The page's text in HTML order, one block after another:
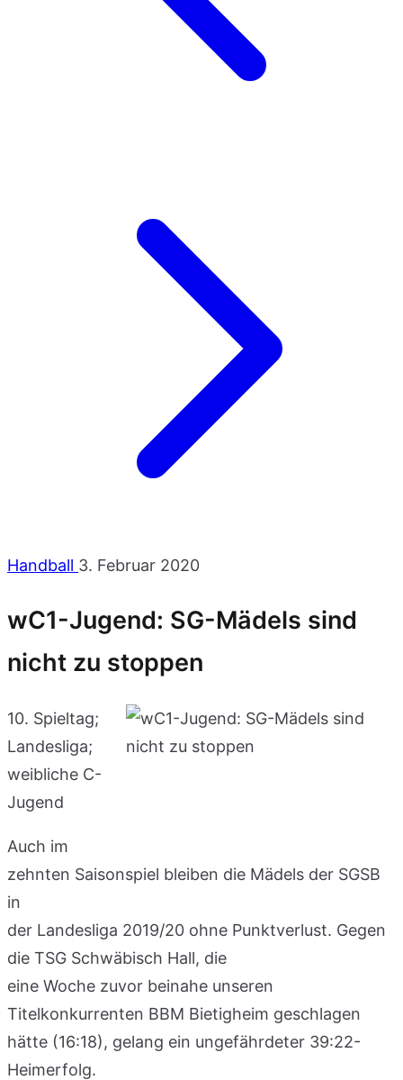
Handball 3. Februar 2020
wC1-Jugend: SG-Mädels sind
nicht zu stoppen
10. Spieltag;
Landesliga;
weibliche C-
Jugend
Auch im
zehnten Saisonspiel bleiben die Mädels der SGSB
in
der Landesliga 2019/20 ohne Punktverlust. Gegen
die TSG Schwäbisch Hall, die
eine Woche zuvor beinahe unseren
Titelkonkurrenten BBM Bietigheim geschlagen
hätte (16:18), gelang ein ungefährdeter 39:22-
Heimerfolg.